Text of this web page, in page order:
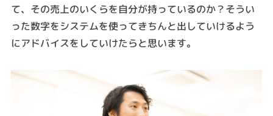
て、その売上のいくらを自分が持っているのか？そうい
った数字をシステムを使ってきちんと出していけるよう
にアドバイスをしていけたらと思います。